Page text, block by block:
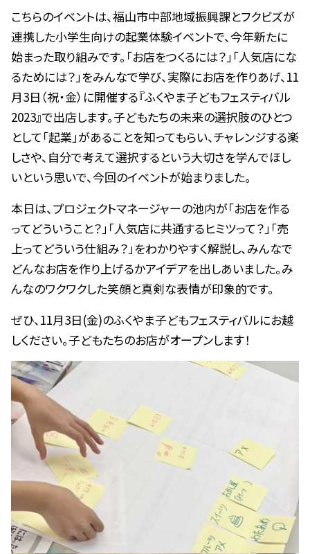
こちらのイベントは、福山市中部地域振興課とフクビズが
連携した小学生向けの起業体験イベントで、今年新たに
始まった取り組みです。「お店をつくるには？」「人気店にな
るためには？」をみんなで学び、実際にお店を作りあげ、11
月3日（祝・金）に開催する『ふくやま子どもフェスティバル
2023』で出店します。子どもたちの未来の選択肢のひとつ
として「起業」があることを知ってもらい、チャレンジする楽
しさや、自分で考えて選択するという大切さを学んでほし
いという思いで、今回のイベントが始まりました。
本日は、プロジェクトマネージャーの池内が「お店を作る
ってどういうこと？」「人気店に共通するヒミツって？」「売
上ってどういう仕組み？」をわかりやすく解説し、みんなで
どんなお店を作り上げるかアイデアを出しあいました。み
んなのワクワクした笑顔と真剣な表情が印象的です。⁡
ぜひ、11月3日(金)のふくやま子どもフェスティバルにお越
しください。子どもたちのお店がオープンします！